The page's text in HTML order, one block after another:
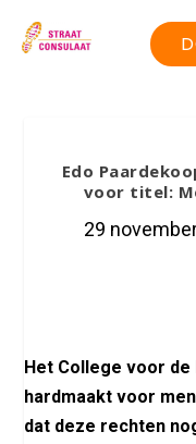
Edo
voor titel:
29
Het College voor de
hardmaakt voor
dat deze rechten